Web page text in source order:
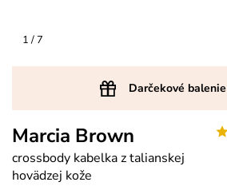
1/ 7
Darčekové balenie
Marcia Brown
crossbody kabelka z talianskej
hovädzej kože